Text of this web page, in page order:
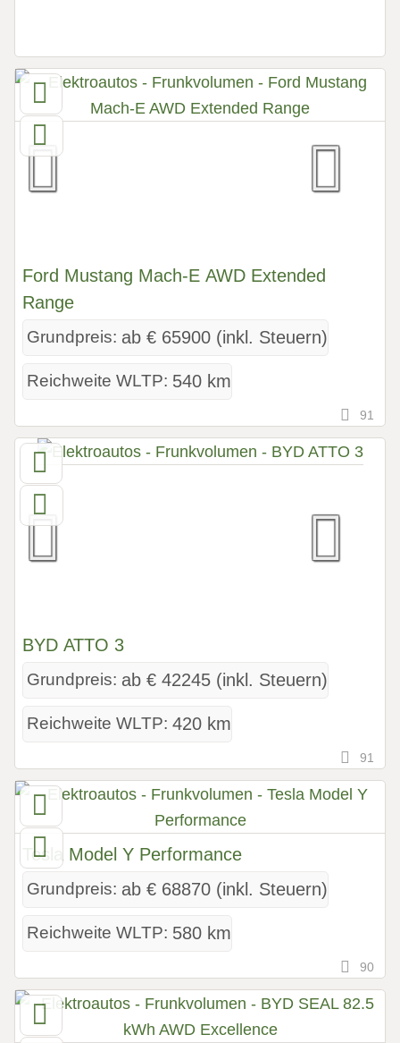
Ford Mustang Mach-E AWD Extended
Range
Grundpreis: ab € 65900 (inkl. Steuern)
Reichweite WLTP: 540 km
91
BYD ATTO 3
Grundpreis: ab € 42245 (inkl. Steuern)
Reichweite WLTP: 420 km
91
Tesla Model Y Performance
Grundpreis: ab € 68870 (inkl. Steuern)
Reichweite WLTP: 580 km
90